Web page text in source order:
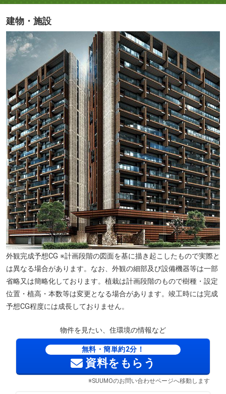
建物・施設
外観完成予想CG ※計画段階の図面を基に描き起こしたもので実際と
は異なる場合があります。なお、外観の細部及び設備機器等は一部
省略又は簡略化しております。植栽は計画段階のもので樹種・設定
位置・植高・本数等は変更となる場合があります。竣工時には完成
予想CG程度には成長しておりません。
物件を見たい、住環境の情報など
無料・簡単約2分！
資料をもらう
※SUUMOのお問い合わせページへ移動します